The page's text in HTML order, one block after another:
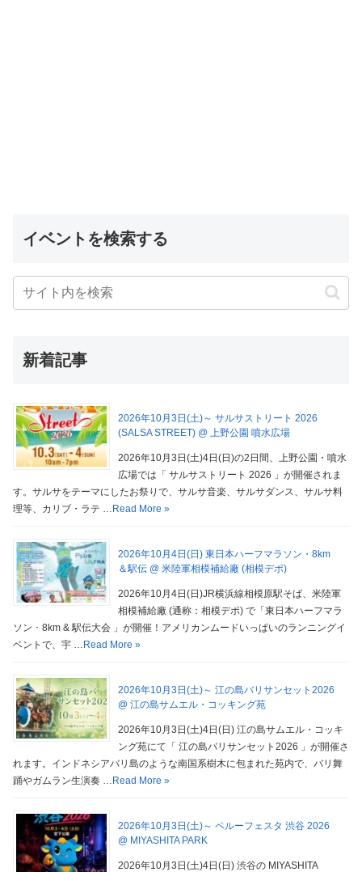
イベントを検索する
新着記事
2026年10月3日(土)～ サルサストリート 2026
(SALSA STREET) @ 上野公園 噴水広場
2026年10月3日(土)4日(日)の2日間、上野公園・噴水
広場では「 サルサストリート 2026 」が開催されま
す。サルサをテーマにしたお祭りで、サルサ音楽、サルサダンス、サルサ料
理等、カリブ・ラテ … Read More »
2026年10月4日(日) 東日本ハーフマラソン・8km
＆駅伝 @ 米陸軍相模補給廠 (相模デポ)
2026年10月4日(日)JR横浜線相模原駅そば、米陸軍
相模補給廠 (通称：相模デポ) で「東日本ハーフマラ
ソン ･ 8km & 駅伝大会 」が開催！アメリカンムードいっぱいのランニングイ
ベントで、宇 … Read More »
2026年10月3日(土)～ 江の島バリサンセット2026
@ 江の島サムエル・コッキング苑
2026年10月3日(土)4日(日) 江の島サムエル・コッキ
ング苑にて「 江の島バリサンセット2026 」が開催さ
れます。インドネシアバリ島のような南国系樹木に包まれた苑内で、バリ舞
踊やガムラン生演奏 … Read More »
2026年10月3日(土)～ ペルーフェスタ 渋谷 2026
@ MIYASHITA PARK
2026年10月3日(土)4日(日) 渋谷の MIYASHITA